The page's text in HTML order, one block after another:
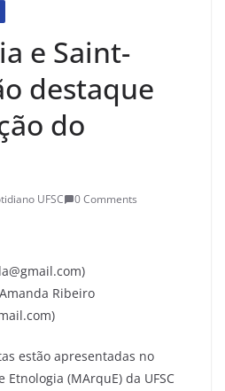
e Saint-
destaque
do
UFSC
0 Comments
Ribeiro
estão apresentadas no
(MArquE) da UFSC